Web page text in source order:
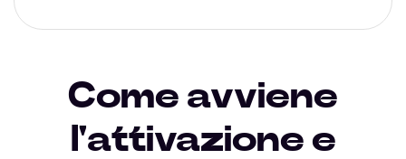
Come avviene
l'attivazione e